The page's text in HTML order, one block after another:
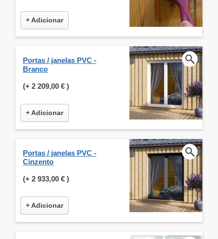
+ Adicionar
Portas / janelas PVC -
Branco
(+ 2 209,00 € )
+ Adicionar
Portas / janelas PVC -
Cinzento
(+ 2 933,00 € )
+ Adicionar